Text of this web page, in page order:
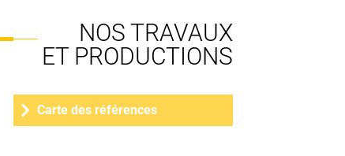
NOS TRAVAUX
ET PRODUCTIONS
Carte des références